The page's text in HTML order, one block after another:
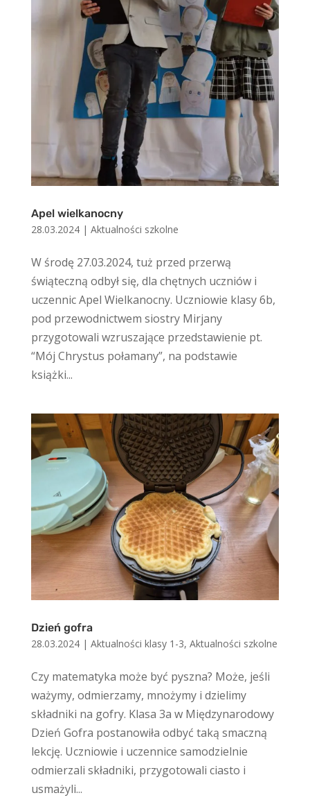
Apel wielkanocny
28.03.2024| Aktualności szkolne
W środę 27.03.2024, tuż przed przerwą
świąteczną odbył się, dla chętnych uczniów i
uczennic Apel Wielkanocny. Uczniowie klasy 6b,
pod przewodnictwem siostry Mirjany
przygotowali wzruszające przedstawienie pt.
“Mój Chrystus połamany”, na podstawie
książki...
Dzień gofra
28.03.2024| Aktualności klasy 1-3, Aktualności szkolne
Czy matematyka może być pyszna? Może, jeśli
ważymy, odmierzamy, mnożymy i dzielimy
składniki na gofry. Klasa 3a w Międzynarodowy
Dzień Gofra postanowiła odbyć taką smaczną
lekcję. Uczniowie i uczennice samodzielnie
odmierzali składniki, przygotowali ciasto i
usmażyli...